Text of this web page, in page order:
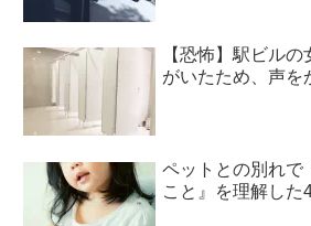
【恐怖】駅ビル
がいたため、声
ペットとの別れで
こと』を理解し